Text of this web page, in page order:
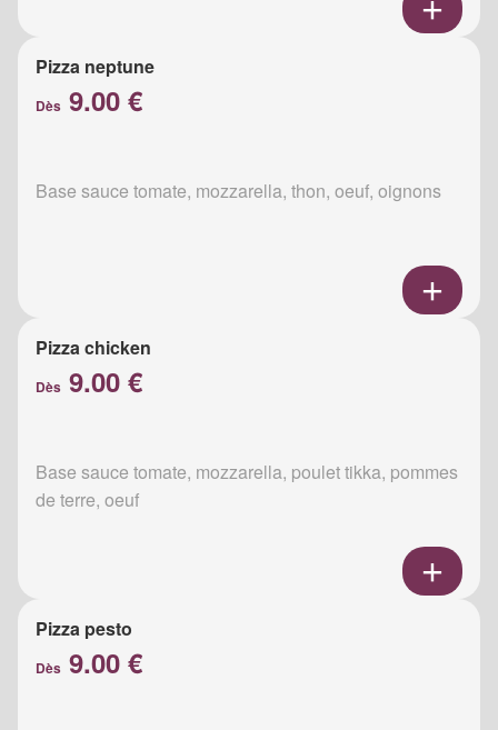
Pizza neptune
Dès 9.00 €
Base sauce tomate, mozzarella, thon, oeuf, oignons
Pizza chicken
Dès 9.00 €
Base sauce tomate, mozzarella, poulet tikka, pommes
de terre, oeuf
Pizza pesto
Dès 9.00 €